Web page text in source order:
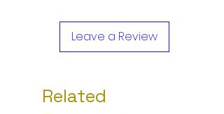
Leave a Review
Related